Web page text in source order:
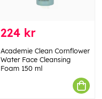
224 kr
Academie Clean Cornflower
Water Face Cleansing
Foam 150 ml